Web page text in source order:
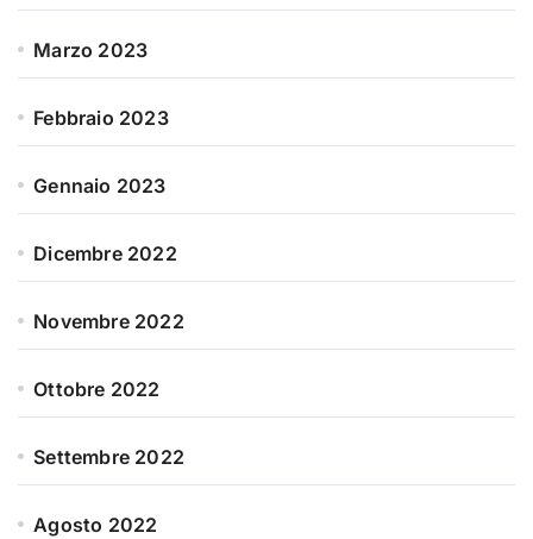
Marzo 2023
Febbraio 2023
Gennaio 2023
Dicembre 2022
Novembre 2022
Ottobre 2022
Settembre 2022
Agosto 2022